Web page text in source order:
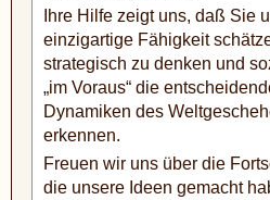
Ihre Hilfe zeigt uns, daß Sie
ein­zig­artige Fähigkeit
strategisch zu denken und
„im Voraus“ die
Dynamiken des
erkennen.
Freuen wir uns über die
die unsere Ideen gemacht